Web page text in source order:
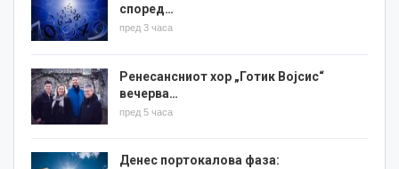
според…
пред 3 часа
Ренесансниот хор „Готик Војсис“
вечерва…
пред 5 часа
Денес портокалова фаза: